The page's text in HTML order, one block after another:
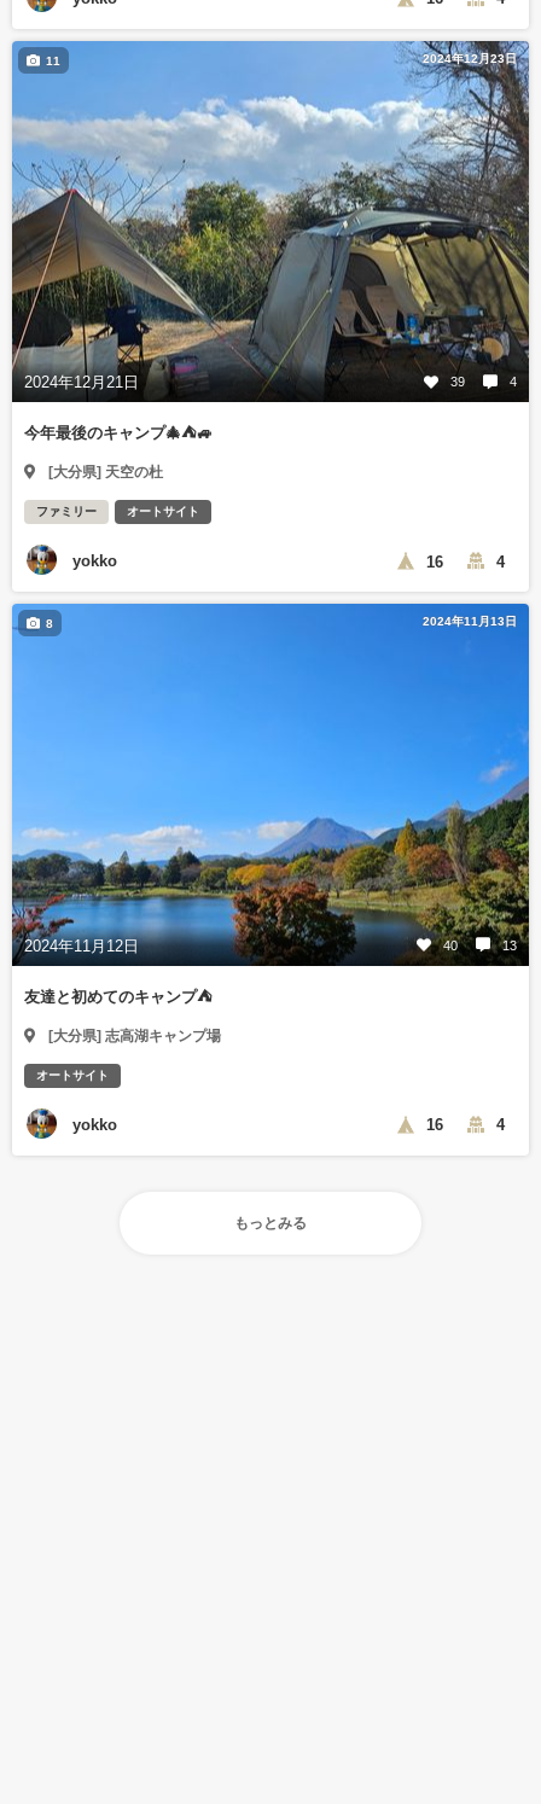
2024年12月23日
2024年12月21日 39 4
11
今年最後のキャンプ🎄⛺🚙
[大分県] 天空の杜
ファミリー オートサイト
yokko 16 4
2024年11月13日
2024年11月12日 40 13
8
友達と初めてのキャンプ⛺
[大分県] 志高湖キャンプ場
オートサイト
yokko 16 4
もっとみる